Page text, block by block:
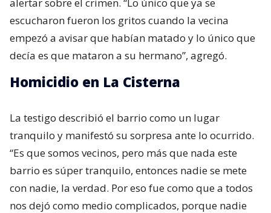
escucharon fueron los gritos cuando la vecina
empezó a avisar que habían matado y lo único que
decía es que mataron a su hermano”, agregó.
Homicidio en La Cisterna
La testigo describió el barrio como un lugar
tranquilo y manifestó su sorpresa ante lo ocurrido.
“Es que somos vecinos, pero más que nada este
barrio es súper tranquilo, entonces nadie se mete
con nadie, la verdad. Por eso fue como que a todos
nos dejó como medio complicados, porque nadie